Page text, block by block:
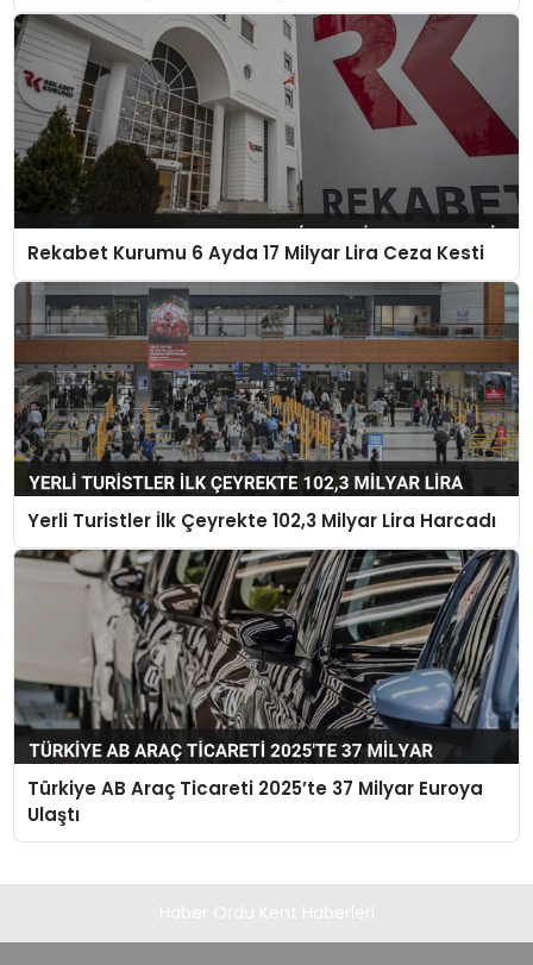
Rekabet Kurumu 6 Ayda 17 Milyar Lira Ceza Kesti
Yerli Turistler İlk Çeyrekte 102,3 Milyar Lira Harcadı
Türkiye AB Araç Ticareti 2025’te 37 Milyar Euroya
Ulaştı